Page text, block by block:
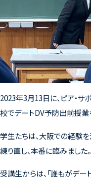
2023年3月13日に、ピア・
校でデートDV予防出前授業
学生たちは、大阪での経験
練り直し、本番に臨みました。
受講生からは、「誰もがデ